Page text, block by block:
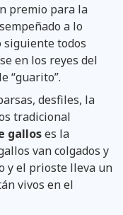
premio para la
a lo
siguiente todos
en los reyes del
“guarito”.
desfiles, la
tradicional
galloses la
van colgados y
y el prioste lleva un
vivos en el